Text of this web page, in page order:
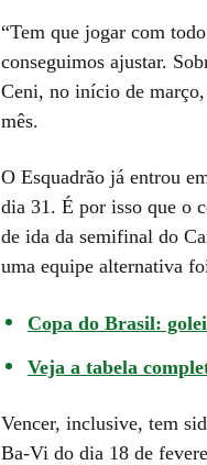
“Tem que jogar com
conseguimos ajustar.
Ceni, no início de
mês.
O Esquadrão já entrou
dia 31. É por isso que o
de ida da semifinal do
uma equipe alternativa
Copa do Brasil:
Veja a tabela
Vencer, inclusive, tem
Ba-Vi do dia 18 de